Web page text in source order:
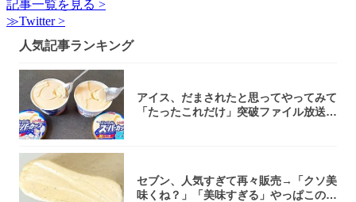
記事一覧を見る >
≫Twitter >
人気記事ランキング
アイス、だまされたと思ってやってみて
「たったこれだけ」突破ファイル放送で
セブン、人気すぎて再々販売→「クソ美
味くね？」「美味すぎる」やっぱこのク